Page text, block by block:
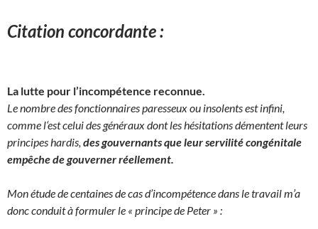
Citation concordante :
La lutte pour l’incompétence reconnue.
Le nombre des fonctionnaires paresseux ou insolents est infini,
comme l‘est celui des généraux dont les hésitations démentent leurs
principes hardis, des gouvernants que leur servilité congénitale
empêche de gouverner réellement.
Mon étude de centaines de cas d’incompétence dans le travail m’a
donc conduit à formuler le « principe de Peter » :